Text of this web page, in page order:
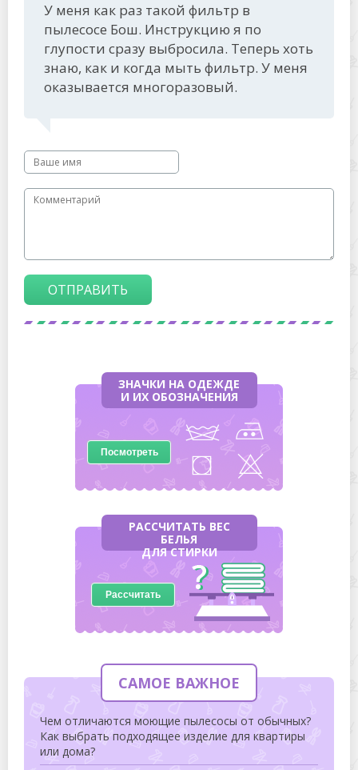
У меня как раз такой фильтр в
пылесосе Бош. Инструкцию я по
глупости сразу выбросила. Теперь хоть
знаю, как и когда мыть фильтр. У меня
оказывается многоразовый.
ОТПРАВИТЬ
ЗНАЧКИ НА ОДЕЖДЕ
И ИХ ОБОЗНАЧЕНИЯ
Посмотреть
РАССЧИТАТЬ ВЕС
БЕЛЬЯ
ДЛЯ СТИРКИ
Рассчитать
САМОЕ ВАЖНОЕ
Чем отличаются моющие пылесосы от обычных?
Как выбрать подходящее изделие для квартиры
или дома?